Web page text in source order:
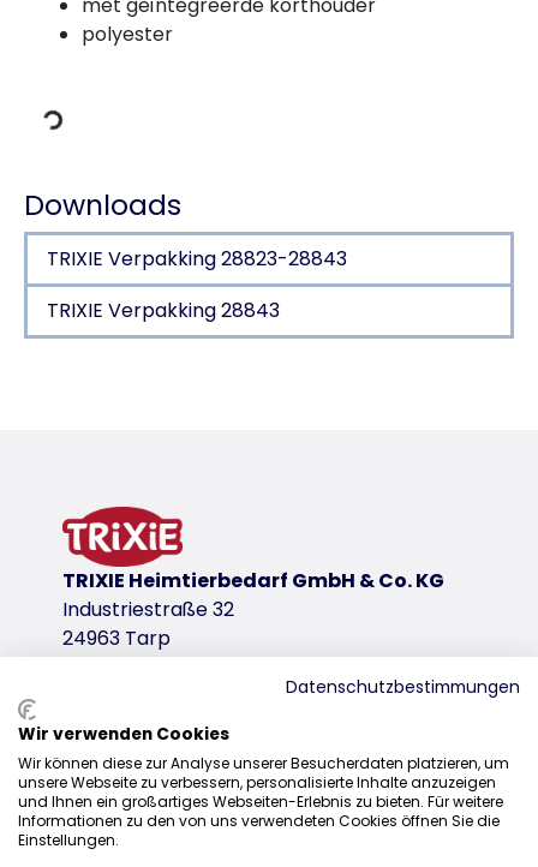
polyester
Gegevens laden
Downloads
TRIXIE Verpakking 28823-28843
TRIXIE Verpakking 28843
met borstriem
vormvast
aan de bovenkant te openen
extra fijnmazig gaas ter bescherming tegen
grote inzetstukken van gaas voor optimale
met geïntegreerde korthouder
polyester
productvariant
productvariant: uniek productnummer
TRIXIE Heimtierbedarf GmbH & Co. KG
Industriestraße 32
24963 Tarp
Distributie
+31 20 7980 995
sales@trixie.de
Datenschutzbestimmungen
Wir verwenden Cookies
Wir können diese zur Analyse unserer Besucherdaten platzieren, um
unsere Webseite zu verbessern, personalisierte Inhalte anzuzeigen
und Ihnen ein großartiges Webseiten-Erlebnis zu bieten. Für weitere
Informationen zu den von uns verwendeten Cookies öffnen Sie die
Einstellungen.